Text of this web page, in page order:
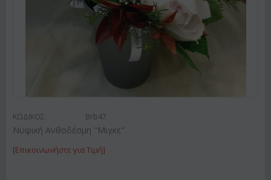
ΚΩΔΙΚΟΣ: Brb47
Νυφική Ανθοδέσμη "Μιγκε".
[Επικοινωνήστε για Τιμή]